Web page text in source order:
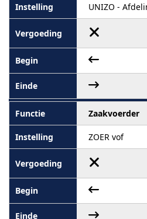
UNIZO -
Zaakvoerder
ZOER vof